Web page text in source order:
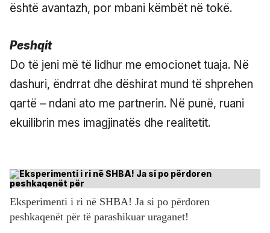
është avantazh, por mbani këmbët në tokë.
Peshqit
Do të jeni më të lidhur me emocionet tuaja. Në
dashuri, ëndrrat dhe dëshirat mund të shprehen
qartë – ndani ato me partnerin. Në punë, ruani
ekuilibrin mes imagjinatës dhe realitetit.
Eksperimenti i ri në SHBA! Ja si po përdoren
peshkaqenët për të parashikuar uraganet!